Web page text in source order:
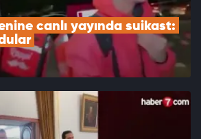
canlı yayında suikast: